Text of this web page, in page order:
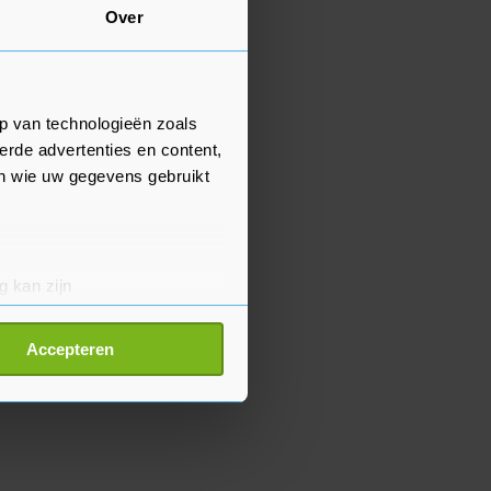
Over
van technologieën zoals
advertenties en content,
wie uw gegevens gebruikt
kan zijn
detailgedeelte
Accepteren